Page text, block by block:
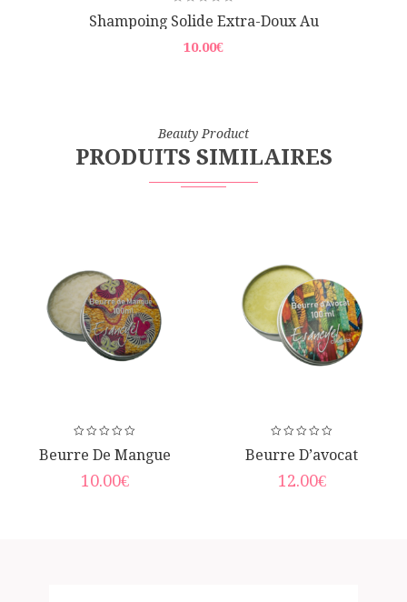
Shampoing Solide Extra-Doux Au
Beurre De Karité Et Poudre De Bois De
10.00€
Beauty Product
PRODUITS SIMILAIRES
Beurre De Mangue
10.00€
Beurre D’avocat
12.00€